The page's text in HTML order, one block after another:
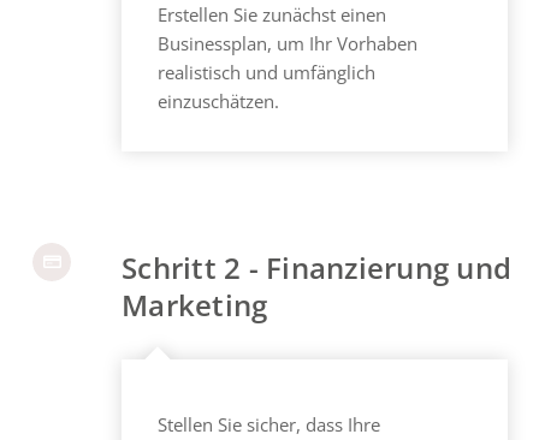
Erstellen Sie zunächst einen
Businessplan, um Ihr Vorhaben
realistisch und umfänglich
einzuschätzen.
Schritt 2 - Finanzierung und
Marketing
Stellen Sie sicher, dass Ihre